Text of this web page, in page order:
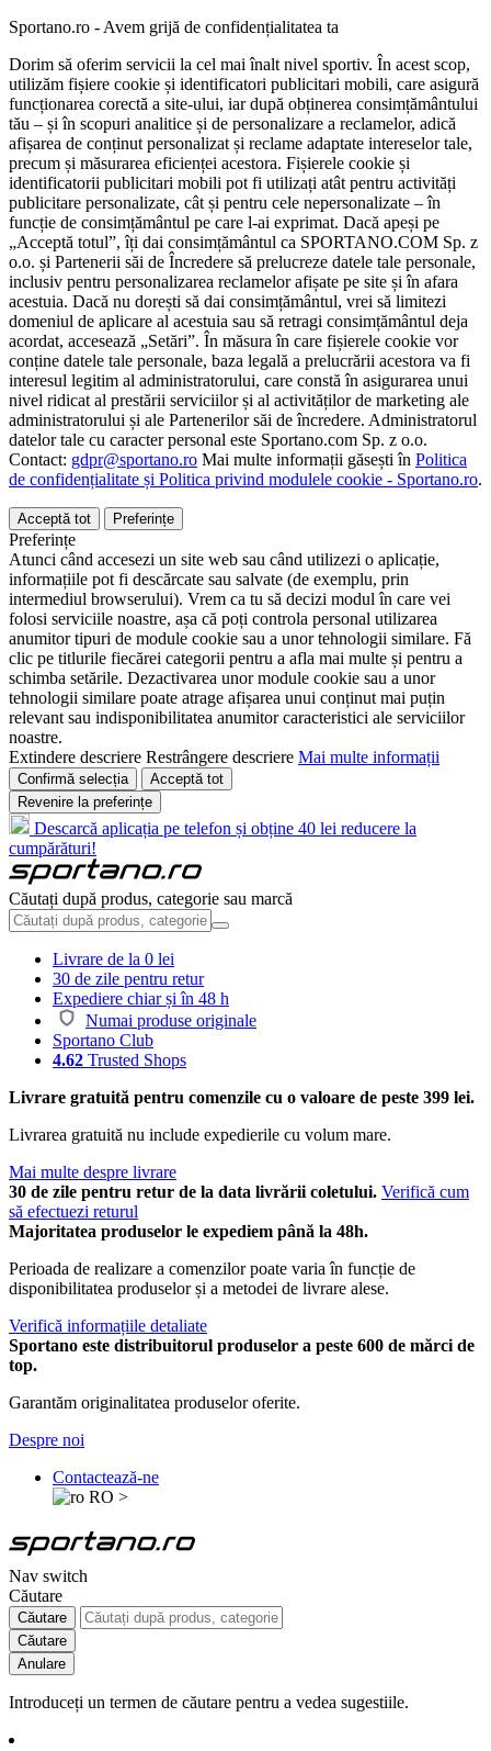
Sportano.ro - Avem grijă de confidențialitatea ta
Dorim să oferim servicii la cel mai înalt nivel sportiv. În acest scop,
utilizăm fișiere cookie și identificatori publicitari mobili, care asigură
funcționarea corectă a site-ului, iar după obținerea consimțământului
tău – și în scopuri analitice și de personalizare a reclamelor, adică
afișarea de conținut personalizat și reclame adaptate intereselor tale,
precum și măsurarea eficienței acestora. Fișierele cookie și
identificatorii publicitari mobili pot fi utilizați atât pentru activități
publicitare personalizate, cât și pentru cele nepersonalizate – în
funcție de consimțământul pe care l-ai exprimat. Dacă apeși pe
„Acceptă totul”, îți dai consimțământul ca SPORTANO.COM Sp. z
o.o. și Partenerii săi de Încredere să prelucreze datele tale personale,
inclusiv pentru personalizarea reclamelor afișate pe site și în afara
acestuia. Dacă nu dorești să dai consimțământul, vrei să limitezi
domeniul de aplicare al acestuia sau să retragi consimțământul deja
acordat, accesează „Setări”. În măsura în care fișierele cookie vor
conține datele tale personale, baza legală a prelucrării acestora va fi
interesul legitim al administratorului, care constă în asigurarea unui
nivel ridicat al prestării serviciilor și al activităților de marketing ale
administratorului și ale Partenerilor săi de încredere. Administratorul
datelor tale cu caracter personal este Sportano.com Sp. z o.o.
Contact: gdpr@sportano.ro Mai multe informații găsești în Politica
de confidențialitate și Politica privind modulele cookie - Sportano.ro.
Acceptă tot Preferințe
Preferințe
Atunci când accesezi un site web sau când utilizezi o aplicație,
informațiile pot fi descărcate sau salvate (de exemplu, prin
intermediul browserului). Vrem ca tu să decizi modul în care vei
folosi serviciile noastre, așa că poți controla personal utilizarea
anumitor tipuri de module cookie sau a unor tehnologii similare. Fă
clic pe titlurile fiecărei categorii pentru a afla mai multe și pentru a
schimba setările. Dezactivarea unor module cookie sau a unor
tehnologii similare poate atrage afișarea unui conținut mai puțin
relevant sau indisponibilitatea anumitor caracteristici ale serviciilor
noastre.
Extindere descriere Restrângere descriere Mai multe informații
Confirmă selecția
Acceptă tot
Revenire la preferințe
Descarcă aplicația pe telefon și obține 40 lei reducere la
cumpărături!
Căutați după produs, categorie sau marcă
Livrare de la 0 lei
30 de zile pentru retur
Expediere chiar și în 48 h
Numai produse originale
Sportano Club
4.62 Trusted Shops
Livrare gratuită pentru comenzile cu o valoare de peste 399 lei.
Livrarea gratuită nu include expedierile cu volum mare.
Mai multe despre livrare
30 de zile pentru retur de la data livrării coletului. Verifică cum
să efectuezi returul
Majoritatea produselor le expediem până la 48h.
Perioada de realizare a comenzilor poate varia în funcție de
disponibilitatea produselor și a metodei de livrare alese.
Verifică informațiile detaliate
Sportano este distribuitorul produselor a peste 600 de mărci de
top.
Garantăm originalitatea produselor oferite.
Despre noi
Contactează-ne
RO >
Nav switch
Căutare
Căutare
Căutare
Anulare
Introduceți un termen de căutare pentru a vedea sugestiile.